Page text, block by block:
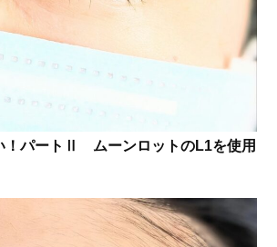
！パートⅡ ムーンロットのL1を使用